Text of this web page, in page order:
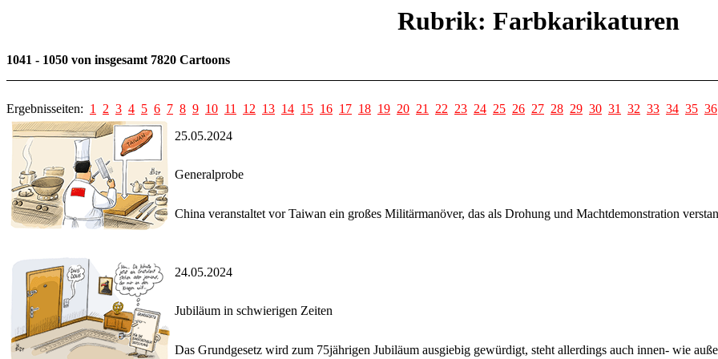
Rubrik: Farbkarikaturen
1041 - 1050 von insgesamt 7820 Cartoons
Ergebnisseiten: 1 2 3 4 5 6 7 8 9 10 11 12 13 14 15 16 17 18 19 20 21 22 23 24 25 26 27 28 29 30 31 32 33 34 35 36
25.05.2024
Generalprobe
China veranstaltet vor Taiwan ein großes Militärmanöver, das als Drohung und Machtdemonstration
24.05.2024
Jubiläum in schwierigen Zeiten
Das Grundgesetz wird zum 75jährigen Jubiläum ausgiebig gewürdigt, steht allerdings auch innen- wie